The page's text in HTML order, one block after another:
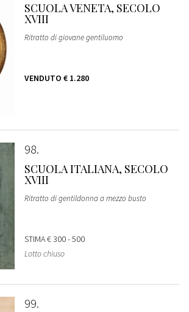
SCUOLA VENETA, SECOLO
XVIII
Ritratto di giovane gentiluomo
VENDUTO € 1.280
98
SCUOLA ITALIANA, SECOLO
XVIII
Ritratto di gentildonna a mezzo busto
STIMA€ 300 - 500
Lotto chiuso
99